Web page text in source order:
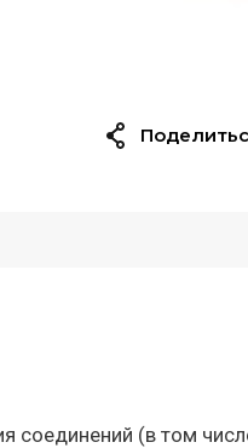
соединений (в том